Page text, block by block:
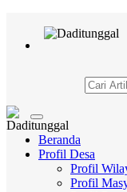
Toggle
navigation
Beranda
Profil Desa
Profil
Profil